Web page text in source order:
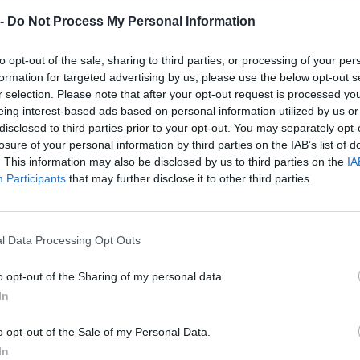
Do Not Process My Personal Information
opt-out of the sale, sharing to third parties, or processing of your
for targeted advertising by us, please use the below opt-out
selection. Please note that after your opt-out request is processed
interest-based ads based on personal information utilized by us
to third parties prior to your opt-out. You may separately
of your personal information by third parties on the IAB’s list of
This information may also be disclosed by us to third parties on the
Participants that may further disclose it to other third parties.
Data Processing Opt Outs
opt-out of the Sharing of my personal data.
opt-out of the Sale of my Personal Data.
S.R.L. 1-2 milioni
S.R.L.
TOSI SRL 0-1 milioni 25.53.00
SRL 5-10 milioni 49.41.00
SAS DI SENO
& C.
non pervenuto
IMPIANTI SRL
AGRICOLA CAMPOSTRINI DI
EMANUELE